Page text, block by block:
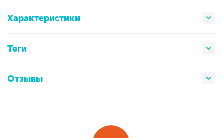
Характеристики
Теги
Отзывы